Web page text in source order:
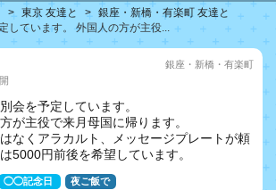
東京 友達と
銀座・新橋・有楽町 友達と
しています。 外国人の方が主役...
銀座・新橋・有楽町
会を予定しています。
が主役で来月母国に帰ります。
なくアラカルト、メッセージプレートが頼
5000円前後を希望しています。
◯◯記念日 夜ご飯で